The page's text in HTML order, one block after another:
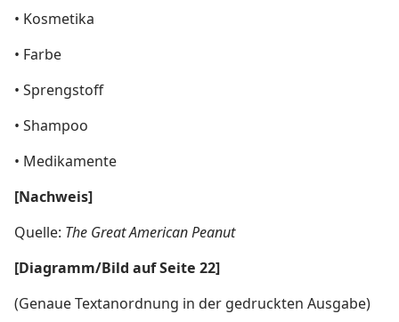
• Kosmetika
• Farbe
• Sprengstoff
• Shampoo
• Medikamente
[Nachweis]
Quelle: The Great American Peanut
[Diagramm/Bild auf Seite 22]
(Genaue Textanordnung in der gedruckten Ausgabe)